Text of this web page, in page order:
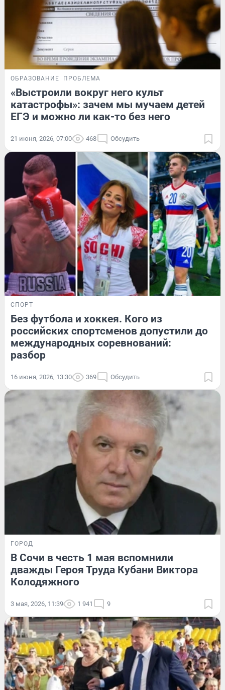
ОБРАЗОВАНИЕ ПРОБЛЕМА
«Выстроили вокруг него культ
катастрофы»: зачем мы мучаем детей
ЕГЭ и можно ли как-то без него
21 июня, 2026, 07:00 468 Обсудить
СПОРТ
Без футбола и хоккея. Кого из
российских спортсменов допустили до
международных соревнований:
разбор
16 июня, 2026, 13:30 369 Обсудить
ГОРОД
В Сочи в честь 1 мая вспомнили
дважды Героя Труда Кубани Виктора
Колодяжного
3 мая, 2026, 11:39 1 941 9